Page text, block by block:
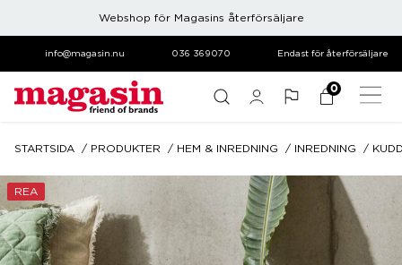
Webshop för Magasins återförsäljare
info@magasin.nu 036 369070 Endast för återförsäljare
0
STARTSIDA PRODUKTER HEM & INREDNING INREDNING
REA